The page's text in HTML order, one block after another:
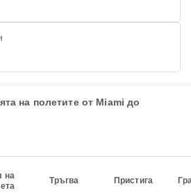
на полетите от Miami до
на
Тръгва Пристига